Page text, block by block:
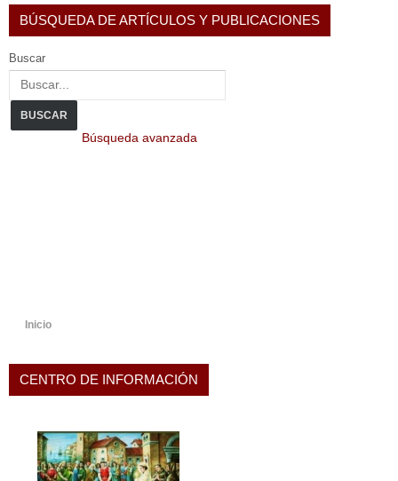
BÚSQUEDA DE ARTÍCULOS Y PUBLICACIONES
Buscar
BUSCAR
Búsqueda avanzada
Inicio
CENTRO DE INFORMACIÓN